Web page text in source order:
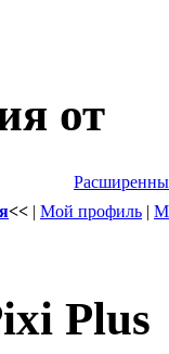
от
<< | Мой профиль |
Plus